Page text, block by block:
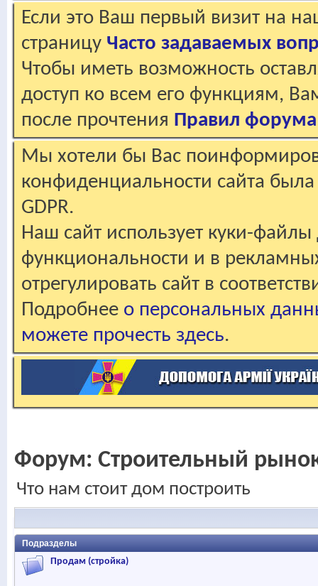
Если это Ваш первый визит на
страницу Часто задаваемых
Чтобы иметь возможность
доступ ко всем его функциям,
после прочтения Правил форума
Мы хотели бы Вас
конфиденциальности сайта
GDPR.
Наш сайт использует куки-файлы
функциональности и в
отрегулировать сайт в
Подробнее о персональных
можете прочесть здесь.
Форум: Строительный
Что нам стоит дом построить
Подразделы
Продам (стройка)